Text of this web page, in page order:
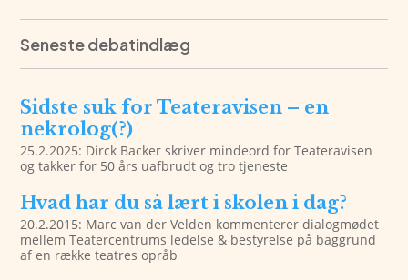
Seneste debatindlæg
Sidste suk for Teateravisen – en
nekrolog(?)
25.2.2025: Dirck Backer skriver mindeord for Teateravisen
og takker for 50 års uafbrudt og tro tjeneste
Hvad har du så lært i skolen i dag?
20.2.2015: Marc van der Velden kommenterer dialogmødet
mellem Teatercentrums ledelse & bestyrelse på baggrund
af en række teatres opråb